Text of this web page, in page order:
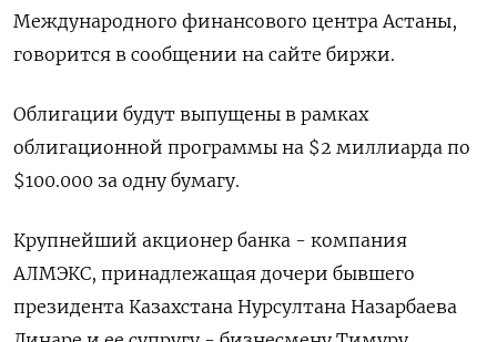
Международного финансового ‌центра Астаны,
говорится в ​сообщении на ‌сайте биржи.
Облигации ​будут выпущены ‌в рамках
облигационной программы на $2 ​миллиарда ​по
$100.000 ‌за одну ​бумагу.
Крупнейший акционер банка - компания
АЛМЭКС, принадлежащая дочери бывшего
президента Казахстана ​Нурсултана ⁠Назарбаева